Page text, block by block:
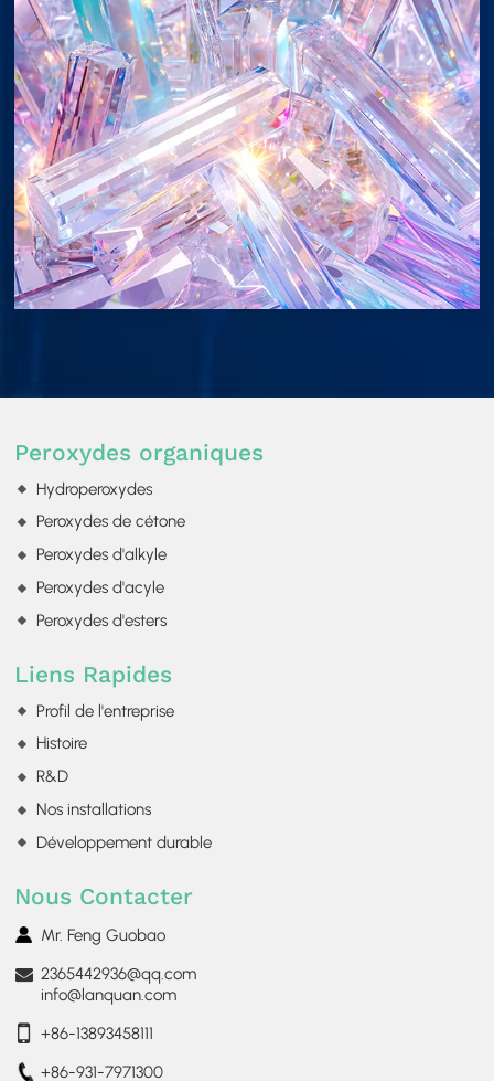
Peroxydes organiques
Hydroperoxydes
Peroxydes de cétone
Peroxydes d'alkyle
Peroxydes d'acyle
Peroxydes d'esters
Liens Rapides
Profil de l'entreprise
Histoire
R&D
Nos installations
Développement durable
Nous Contacter
Mr. Feng Guobao
2365442936@qq.com
info@lanquan.com
+86-13893458111
+86-931-7971300